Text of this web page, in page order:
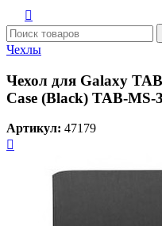

Чехлы
Чехол для Galaxy
Case (Black) TAB-MS-
Артикул: 47179
